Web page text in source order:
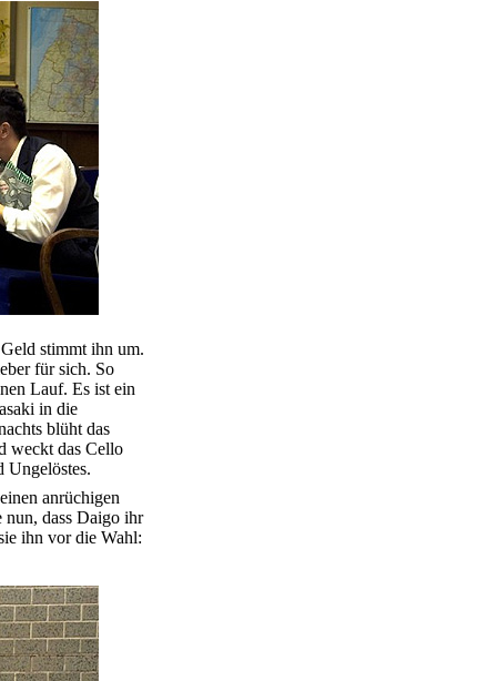
stimmt ihn um.
für sich. So
Lauf. Es ist ein
in die
blüht das
weckt das Cello
Ungelöstes.
anrüchigen
nun, dass Daigo ihr
ihn vor die Wahl: